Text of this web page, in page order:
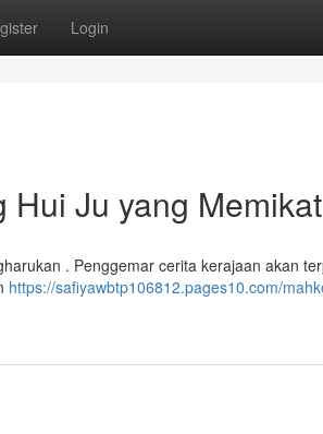
Login
Ju yang
. Penggemar cerita kerajaan akan
https://safiyawbtp106812.pages10.com/